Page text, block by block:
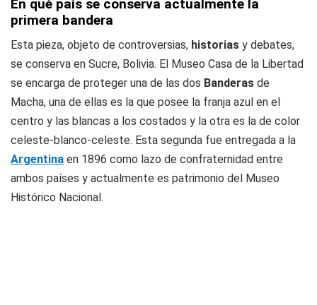
En qué país se conserva actualmente la
primera bandera
Esta pieza, objeto de controversias, historias y debates,
se conserva en Sucre, Bolivia. El Museo Casa de la Libertad
se encarga de proteger una de las dos Banderas de
Macha, una de ellas es la que posee la franja azul en el
centro y las blancas a los costados y la otra es la de color
celeste-blanco-celeste. Esta segunda fue entregada a la
Argentina en 1896 como lazo de confraternidad entre
ambos países y actualmente es patrimonio del Museo
Histórico Nacional.